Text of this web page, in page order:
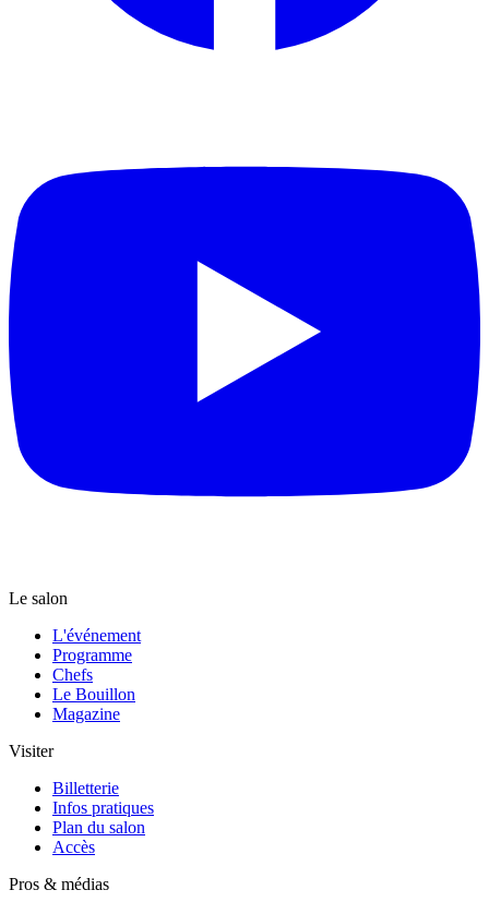
Le salon
L'événement
Programme
Chefs
Le Bouillon
Magazine
Visiter
Billetterie
Infos pratiques
Plan du salon
Accès
Pros & médias